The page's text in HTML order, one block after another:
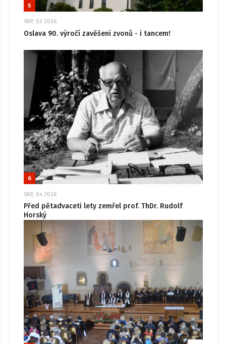
5
SRP, 03 2026
Oslava 90. výročí zavěšení zvonů - i tancem!
6
SRP, 04 2026
Před pětadvaceti lety zemřel prof. ThDr. Rudolf
Horský